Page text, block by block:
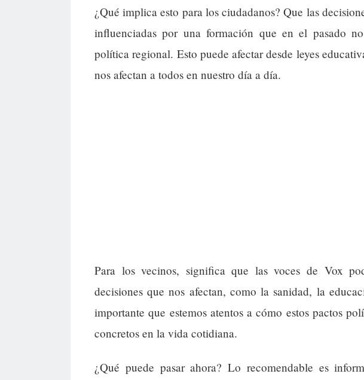
¿Qué implica esto para los ciudadanos? Que las
influenciadas por una formación que en el pasado
política regional. Esto puede afectar desde leyes
nos afectan a todos en nuestro día a día.
Para los vecinos, significa que las voces de Vox
decisiones que nos afectan, como la sanidad, la
importante que estemos atentos a cómo estos pactos
concretos en la vida cotidiana.
¿Qué puede pasar ahora? Lo recomendable es